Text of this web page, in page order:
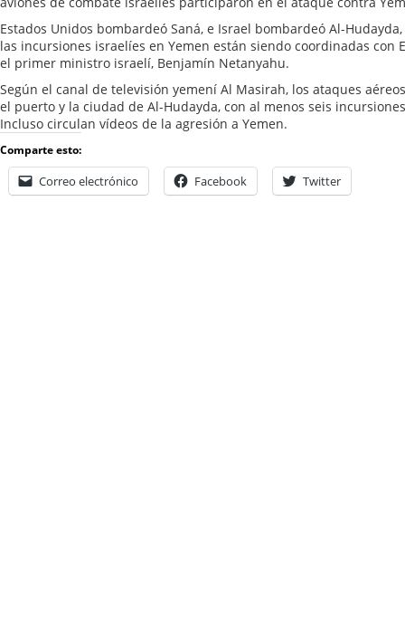
Estados Unidos bombardeó Saná, e Israel bombardeó Al-
las incursiones israelíes en Yemen están siendo coordinadas con
el primer ministro israelí, Benjamín Netanyahu.
Según el canal de televisión yemení Al Masirah, los ataques
el puerto y la ciudad de Al-Hudayda, con al menos seis
Incluso circulan vídeos de la agresión a Yemen.
Comparte esto:
Correo electrónico Facebook Twitter